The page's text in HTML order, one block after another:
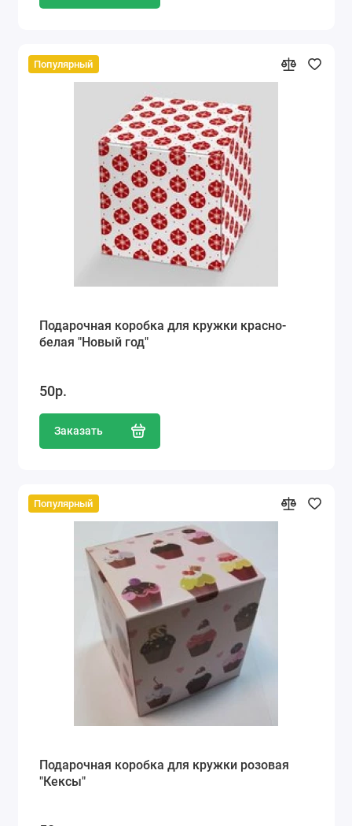
Популярный
Подарочная коробка для кружки красно-
белая "Новый год"
50р.
Заказать
Популярный
Подарочная коробка для кружки розовая
"Кексы"